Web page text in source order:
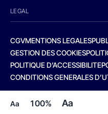
Aa 100% Aa
LEGAL
CGVMENTIONS LEGALES
GESTION DES COOKIES
POLITIQUE D’ACCESSIBILITE
CONDITIONS GENERALES